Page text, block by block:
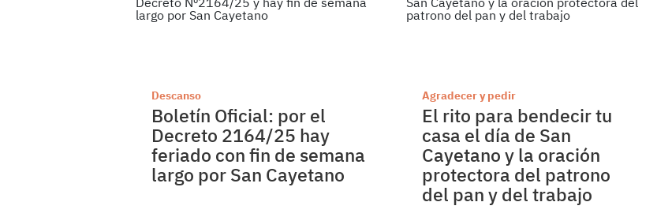
Descanso
Boletín Oficial: por el
Decreto 2164/25 hay
feriado con fin de semana
largo por San Cayetano
Agradecer y pedir
El rito para bendecir tu
casa el día de San
Cayetano y la oración
protectora del patrono
del pan y del trabajo